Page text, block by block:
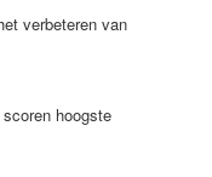
verbeteren van
hoogste